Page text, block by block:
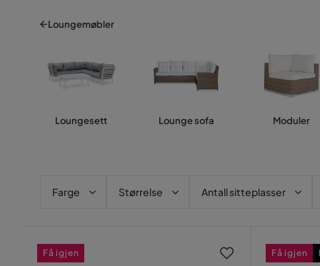
Loungemøbler
Loungesett Lounge sofa Moduler
Farge Størrelse Antall sitteplasser
Få igjen Få igjen